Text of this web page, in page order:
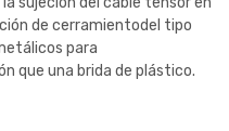
de cerramientodel tipo
para
que una brida de plástico.